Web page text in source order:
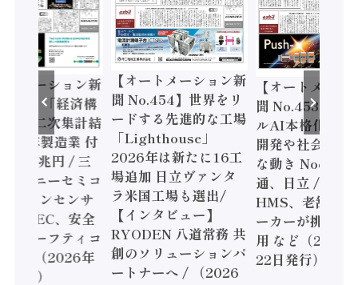
トメーション新
】「経済構
調査二次集計結
年製造業 付
額86兆円 / 三
とソニーセミコ
ジョンセンサ
/ IDEC、安全
すセーフティコ
ーラ（2026年
発行）
【オートメーション新
聞 No.454】世界をリ
ードする先進的な工場
「Lighthouse」
2026年は新たに16工
場追加 日立ヴァンタ
ラ米国工場も選出/
【インタビュー】
RYODEN 八道常務 共
創のソリューションパ
ートナーへ / （2026
【オートメーシ
聞 No.453】フ
ルAI本格化へ
開発や社会実装
な動き Noetra
通、日立 / 兵神
HMS、老舗ポ
ーカーが挑むデ
用 など（2026
22日発行）